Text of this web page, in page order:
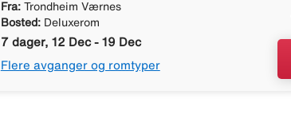
Fra: Trondheim Værnes
Bosted: Deluxerom
7 dager, 12 Dec - 19 Dec
Flere avganger og romtyper